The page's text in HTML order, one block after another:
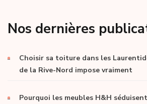
Nos dernières
Choisir sa toiture dans les
de la Rive-Nord impose vraiment
Pourquoi les meubles H&H